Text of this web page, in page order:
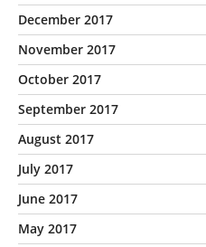
December 2017
November 2017
October 2017
September 2017
August 2017
July 2017
June 2017
May 2017